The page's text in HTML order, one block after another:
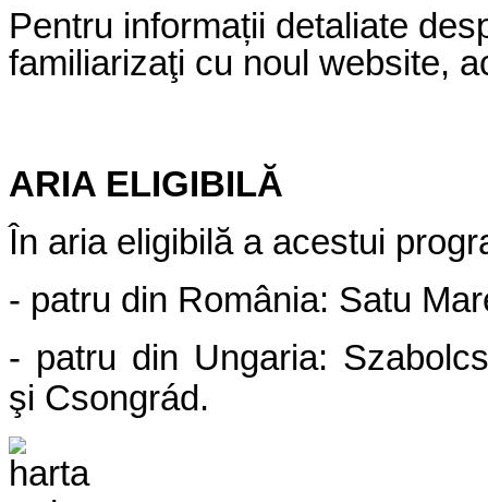
Pentru informații detaliate
familiarizaţi cu noul website,
ARIA ELIGIBILĂ
În aria eligibilă a acestui
- patru din România: Satu
- patru din Ungaria:
şi Csongrád.